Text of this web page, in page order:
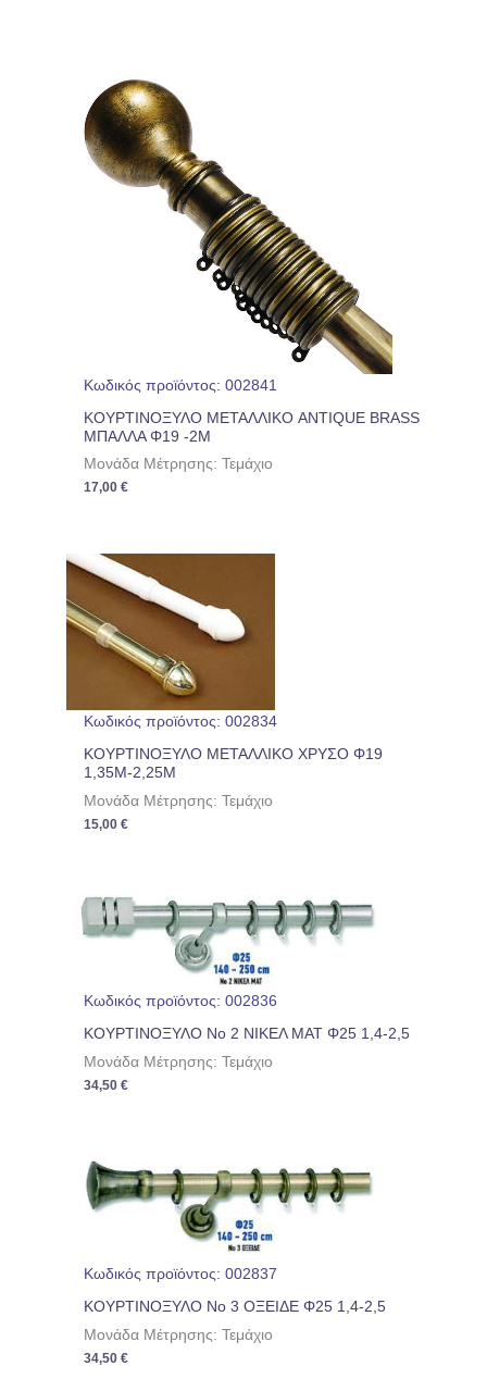
Κωδικός προϊόντος: 002841
ΚΟΥΡΤΙΝΟΞΥΛΟ ΜΕΤΑΛΛΙΚΟ ANTIQUE BRASS
ΜΠΑΛΛΑ Φ19 -2Μ
Μονάδα Μέτρησης: Τεμάχιο
17,00€
Κωδικός προϊόντος: 002834
ΚΟΥΡΤΙΝΟΞΥΛΟ ΜΕΤΑΛΛΙΚΟ ΧΡΥΣΟ Φ19
1,35Μ-2,25Μ
Μονάδα Μέτρησης: Τεμάχιο
15,00€
Κωδικός προϊόντος: 002836
ΚΟΥΡΤΙΝΟΞΥΛΟ Νο 2 ΝΙΚΕΛ ΜΑΤ Φ25 1,4-2,5
Μονάδα Μέτρησης: Τεμάχιο
34,50€
Κωδικός προϊόντος: 002837
ΚΟΥΡΤΙΝΟΞΥΛΟ Νο 3 ΟΞΕΙΔΕ Φ25 1,4-2,5
Μονάδα Μέτρησης: Τεμάχιο
34,50€